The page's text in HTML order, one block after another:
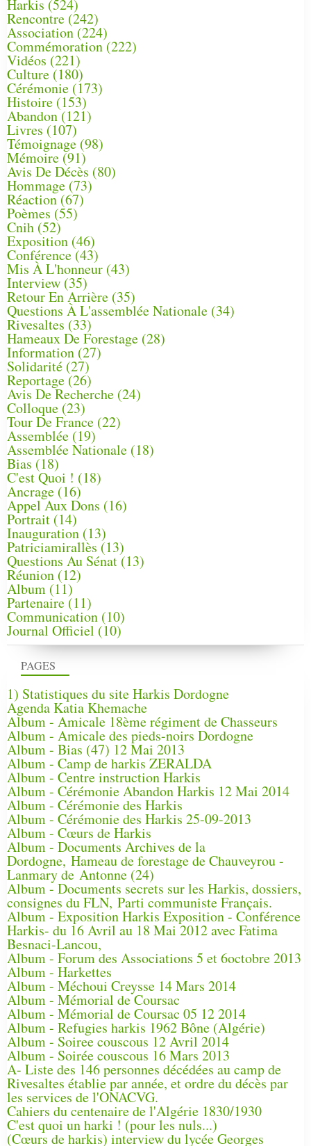
PAGES
1) Statistiques du site Harkis Dordogne
Agenda Katia Khemache
Album - Amicale 18ème régiment de Chasseurs
Album - Amicale des pieds-noirs Dordogne
Album - Bias (47) 12 Mai 2013
Album - Camp de harkis ZERALDA
Album - Centre instruction Harkis
Album - Cérémonie Abandon Harkis 12 Mai 2014
Album - Cérémonie des Harkis
Album - Cérémonie des Harkis 25-09-2013
Album - Cœurs de Harkis
Album - Documents Archives de la
Dordogne, Hameau de forestage de Chauveyrou -
Lanmary de Antonne (24)
Album - Documents secrets sur les Harkis, dossiers,
consignes du FLN, Parti communiste Français.
Album - Exposition Harkis Exposition - Conférence
Harkis- du 16 Avril au 18 Mai 2012 avec Fatima
Besnaci-Lancou,
Album - Forum des Associations 5 et 6octobre 2013
Album - Harkettes
Album - Méchoui Creysse 14 Mars 2014
Album - Mémorial de Coursac
Album - Mémorial de Coursac 05 12 2014
Album - Refugies harkis 1962 Bône (Algérie)
Album - Soiree couscous 12 Avril 2014
Album - Soirée couscous 16 Mars 2013
A- Liste des 146 personnes décédées au camp de
Rivesaltes établie par année, et ordre du décès par
les services de l'ONACVG.
Cahiers du centenaire de l'Algérie 1830/1930
C'est quoi un harki ! (pour les nuls...)
(Cœurs de harkis) interview du lycée Georges
Harkis (524)
Rencontre (242)
Association (224)
Commémoration(222)
Vidéos (221)
Culture(180)
Cérémonie (173)
Histoire (153)
Abandon(121)
Livres (107)
Témoignage (98)
Mémoire (91)
Avis De Décès (80)
Hommage (73)
Réaction(67)
Poèmes (55)
Cnih (52)
Exposition (46)
Conférence(43)
Mis À L'honneur (43)
Interview (35)
Retour En Arrière (35)
Questions À L'assemblée Nationale (34)
Rivesaltes (33)
Hameaux De Forestage (28)
Information (27)
Solidarité (27)
Reportage (26)
Avis De Recherche (24)
Colloque (23)
Tour De France (22)
Assemblée (19)
Assemblée Nationale (18)
Bias (18)
C'est Quoi ! (18)
Ancrage (16)
Appel Aux Dons (16)
Portrait (14)
Inauguration (13)
Patriciamirallès (13)
Questions Au Sénat(13)
Réunion (12)
Album (11)
Partenaire(11)
Communication (10)
Journal Officiel (10)